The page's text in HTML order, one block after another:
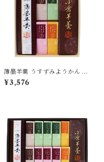
薄墨羊羹 うすずみようかん 小
棹 一口ようかん こざくら 詰合
せ セット [yokan-kk-set02]
¥3,576